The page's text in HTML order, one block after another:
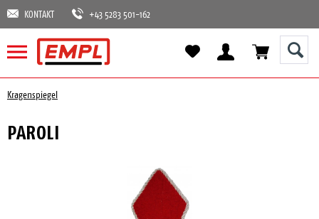
KONTAKT +43 5283 501-162
Kragenspiegel
PAROLI